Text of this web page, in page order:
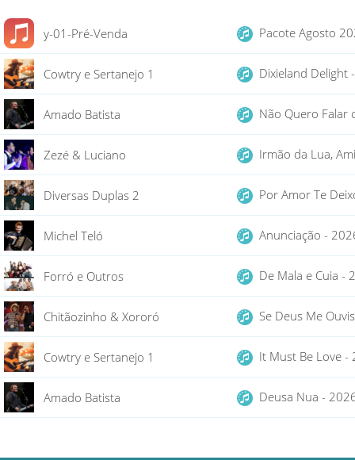
y-01-Pré-Venda Pacote Agosto
Cowtry e Sertanejo 1 Dixieland
Amado Batista Não Quero
Zezé & Luciano Irmão da Lua,
Diversas Duplas 2 Por Amor Te
Michel Teló Anunciação -
Forró e Outros De Mala e Cuia
Chitãozinho & Xororó Se Deus Me
Cowtry e Sertanejo 1 It Must Be Love
Amado Batista Deusa Nua -